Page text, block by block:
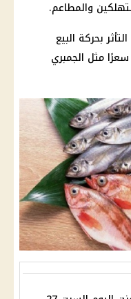
والمطاعم.
بحركة البيع
مثل الجمبري